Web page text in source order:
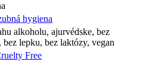
hygiena
alkoholu, ajurvédske, bez
lepku, bez laktózy, vegan
Free